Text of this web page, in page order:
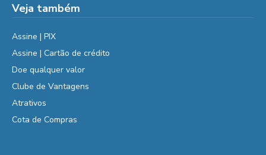
Veja também
Assine | PIX
Assine | Cartão de crédito
Doe qualquer valor
Clube de Vantagens
Atrativos
Cota de Compras